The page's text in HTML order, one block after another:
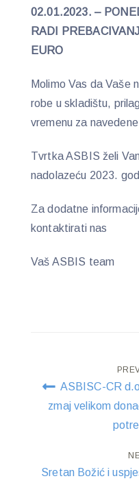
02.01.2023. –
RADI
EURO
Molimo Vas da Vaše
robe u skladištu,
vremenu za
Tvrtka ASBIS želi
nadolazeću 2023.
Za dodatne
kontaktirati nas
Vaš ASBIS team
Post
navigation
ASBISC-CR
zmaj velikom
Sretan Božić i